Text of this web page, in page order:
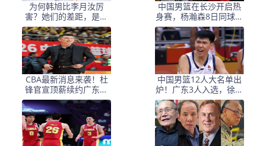
为何韩旭比李月汝厉
害？她们的差距，是张
子宇选秀顺位暴跌的原
因
中国男篮在长沙开启热
身赛，杨瀚森8日同球队
会合
CBA最新消息来袭！杜
锋官宣顶薪续约广东男
篮，杨鸣婉拒执教北控
中国男篮12人大名单出
炉！广东3人入选，徐昕
国家队首秀，胡明轩轮
休